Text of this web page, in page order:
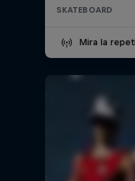
SKATEBOARD
Mira la